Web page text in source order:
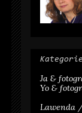
Kategorie
Ja &
Yo &
Lawenda